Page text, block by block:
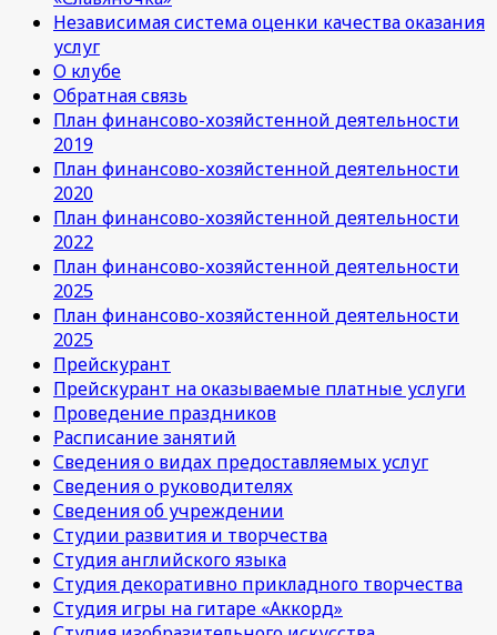
Независимая система оценки качества оказания
услуг
О клубе
Обратная связь
План финансово-хозяйстенной деятельности
2019
План финансово-хозяйстенной деятельности
2020
План финансово-хозяйстенной деятельности
2022
План финансово-хозяйстенной деятельности
2025
План финансово-хозяйстенной деятельности
2025
Прейскурант
Прейскурант на оказываемые платные услуги
Проведение праздников
Расписание занятий
Сведения о видах предоставляемых услуг
Сведения о руководителях
Сведения об учреждении
Студии развития и творчества
Студия английского языка
Студия декоративно прикладного творчества
Студия игры на гитаре «Аккорд»